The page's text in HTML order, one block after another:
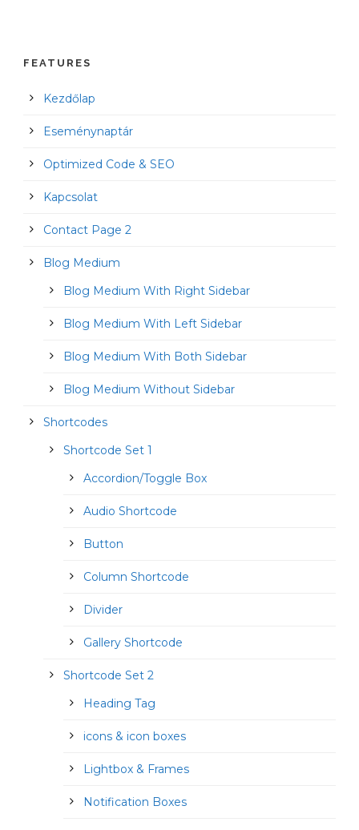
FEATURES
Kezdőlap
Eseménynaptár
Optimized Code & SEO
Kapcsolat
Contact Page 2
Blog Medium
Blog Medium With Right Sidebar
Blog Medium With Left Sidebar
Blog Medium With Both Sidebar
Blog Medium Without Sidebar
Shortcodes
Shortcode Set 1
Accordion/Toggle Box
Audio Shortcode
Button
Column Shortcode
Divider
Gallery Shortcode
Shortcode Set 2
Heading Tag
icons & icon boxes
Lightbox & Frames
Notification Boxes